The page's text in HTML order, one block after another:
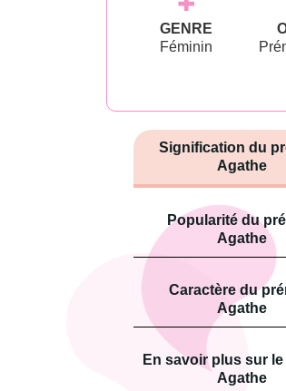
GENRE
Féminin
Signification du
Agathe
Popularité du
Agathe
Caractère du
Agathe
En savoir plus sur
Agathe